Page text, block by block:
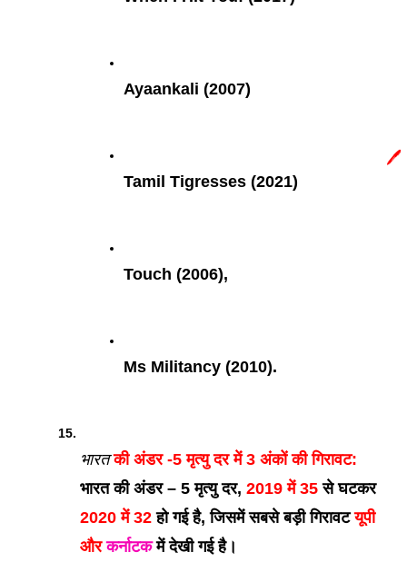
Ayaankali (2007)
Tamil Tigresses (2021)
Touch (2006),
Ms Militancy (2010).
भारत की अंडर -5 मृत्यु दर में 3 अंकों की गिरावट:
भारत की अंडर – 5 मृत्यु दर, 2019 में 35
से घटकर
2020 में 32 हो गई है, जिसमें सबसे बड़ी गिरावट यूपी
और कर्नाटक में देखी गई है।
🖊️